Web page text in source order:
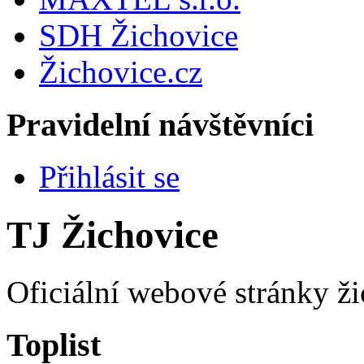
SDH Žichovice
Žichovice.cz
Pravidelní návštěvníci
Přihlásit se
TJ Žichovice
Oficiální webové stránky
Toplist